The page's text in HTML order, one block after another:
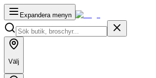
Expandera menyn
Välj